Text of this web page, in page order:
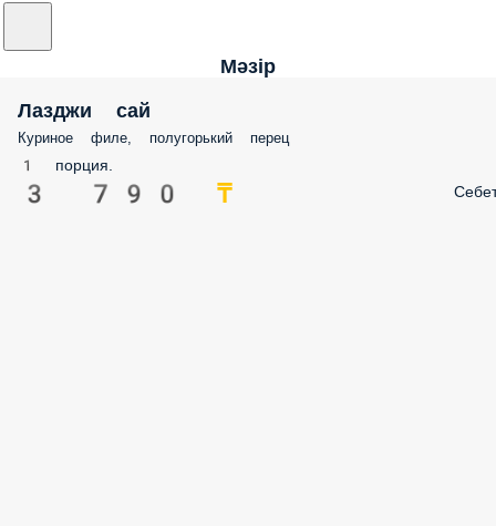
Мәзір
Лазджи сай
Куриное филе, полугорький перец
1 порция.
3 790 ₸